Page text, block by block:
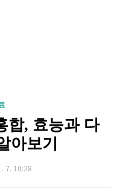
합, 효능과 다
아보기
7. 10:28